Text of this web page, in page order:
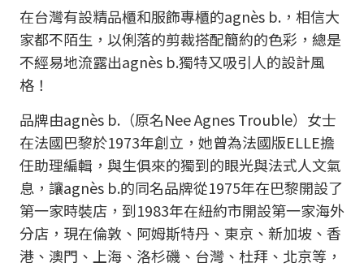
在台灣有設精品櫃和服飾專櫃的agnès b.，相信大
家都不陌生，以俐落的剪裁搭配簡約的色彩，總是
不經易地流露出agnès b.獨特又吸引人的設計風
格！
品牌由agnès b.（原名Nee Agnes Trouble）女士
在法國巴黎於1973年創立，她曾為法國版ELLE擔
任助理編輯，與生俱來的獨到的眼光與法式人文氣
息，讓agnès b.的同名品牌從1975年在巴黎開設了
第一家時裝店，到1983年在紐約市開設第一家海外
分店，現在倫敦、阿姆斯特丹、東京、新加坡、香
港、澳門、上海、洛杉磯、台灣、杜拜、北京等，